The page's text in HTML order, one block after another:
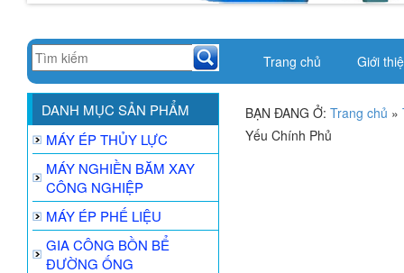
Trang chủ Giới
DANH MỤC SẢN PHẨM
MÁY ÉP THỦY LỰC
MÁY NGHIỀN BĂM XAY
CÔNG NGHIỆP
MÁY ÉP PHẾ LIỆU
GIA CÔNG BỒN BỂ
ĐƯỜNG ỐNG
BẠN ĐANG Ở:Trang chủ »
Yếu Chính Phủ